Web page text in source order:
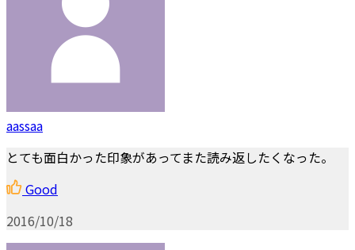
aassaa
とても面白かった印象があってまた読み返したくなった。
Good
2016/10/18